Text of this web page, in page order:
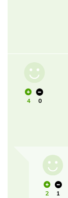
4 0
2 1